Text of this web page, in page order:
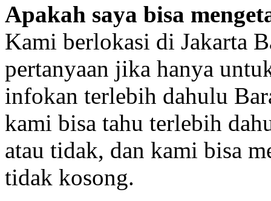
Apakah saya bisa
Kami berlokasi di Jakarta
pertanyaan jika hanya
infokan terlebih dahulu
kami bisa tahu terlebih
atau tidak, dan kami bisa
tidak kosong.